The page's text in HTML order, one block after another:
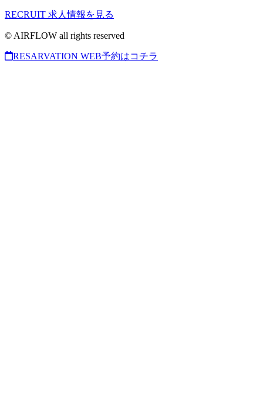
RECRUIT 求人情報を見る
© AIRFLOW all rights reserved
RESARVATION WEB予約はコチラ